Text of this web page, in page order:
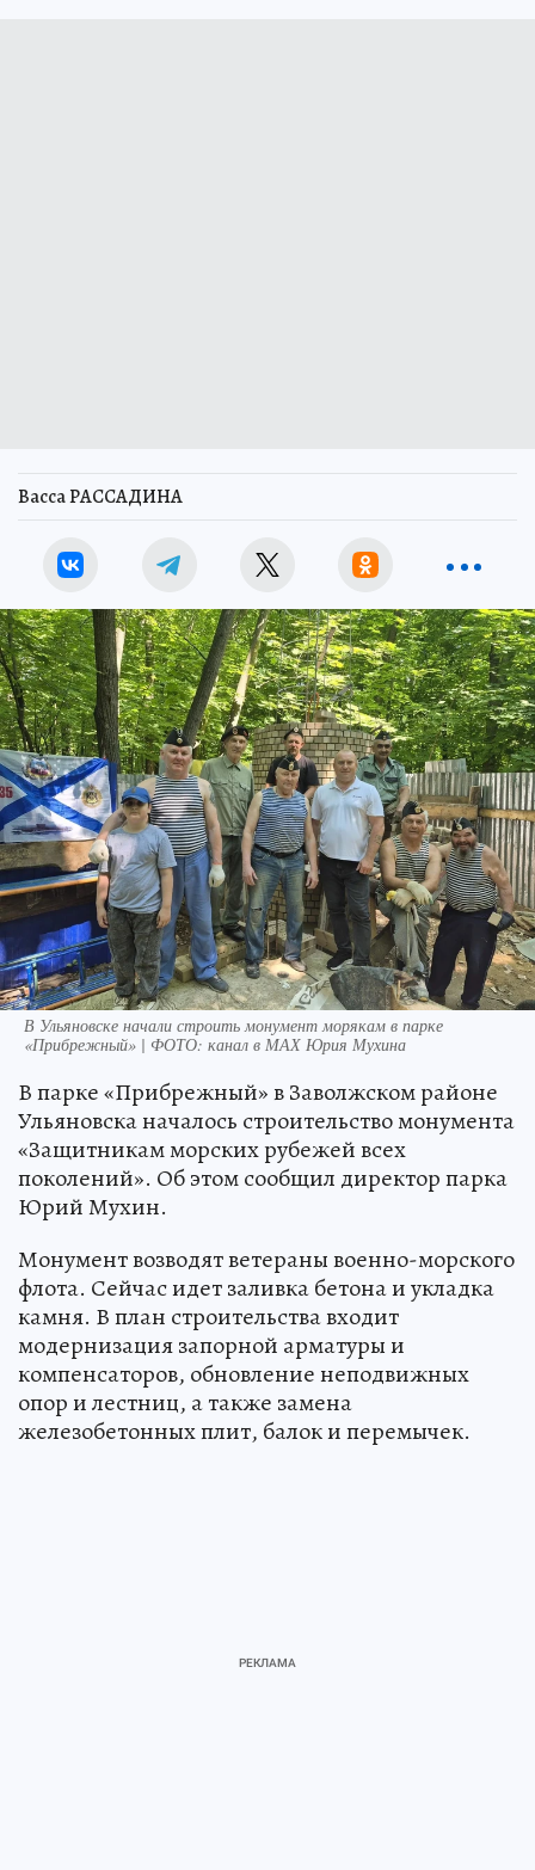
Васса РАССАДИНА
В Ульяновске начали строить монумент морякам в парке
«Прибрежный» | ФОТО: канал в МАХ Юрия Мухина
В парке «Прибрежный» в Заволжском районе
Ульяновска началось строительство монумента
«Защитникам морских рубежей всех
поколений». Об этом сообщил директор парка
Юрий Мухин.
Монумент возводят ветераны военно-морского
флота. Сейчас идет заливка бетона и укладка
камня. В план строительства входит
модернизация запорной арматуры и
компенсаторов, обновление неподвижных
опор и лестниц, а также замена
железобетонных плит, балок и перемычек.